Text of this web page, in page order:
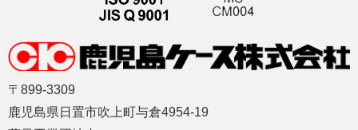
〒899-3309
鹿児島県日置市吹上町与倉4954-19